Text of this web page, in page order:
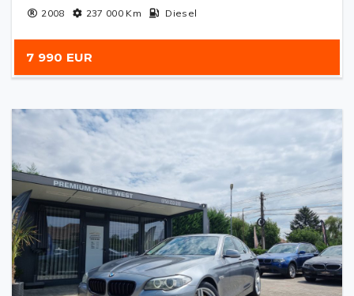
2008 237 000Km Diesel
7 990 EUR